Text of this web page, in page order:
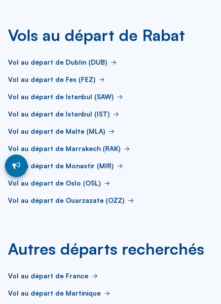
Vols au départ de Rabat
Vol au départ de Dublin (DUB)
Vol au départ de Fes (FEZ)
Vol au départ de Istanbul (SAW)
Vol au départ de Istanbul (IST)
Vol au départ de Malte (MLA)
Vol au départ de Marrakech (RAK)
Vol au départ de Monastir (MIR)
Vol au départ de Oslo (OSL)
Vol au départ de Ouarzazate (OZZ)
Autres départs recherchés
Vol au départ de France
Vol au départ de Martinique